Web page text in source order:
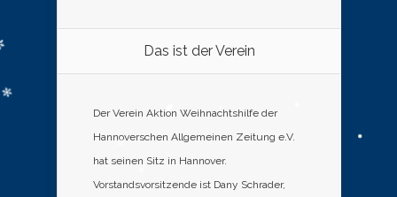
Das ist der Verein
Der Verein Aktion Weihnachtshilfe der
Hannoverschen Allgemeinen Zeitung e.V.
hat seinen Sitz in Hannover.
Vorstandsvorsitzende ist Dany Schrader,